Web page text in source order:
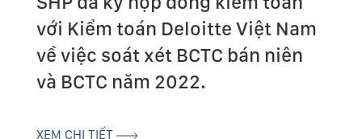
với Kiểm toán Deloitte Việt Nam
về việc soát xét BCTC bán niên
và BCTC năm 2022.
XEM CHI TIẾT